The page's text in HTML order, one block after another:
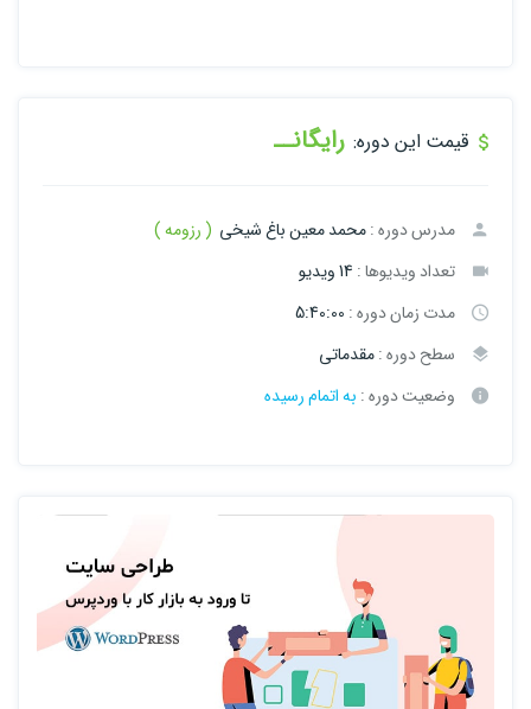
قیمت این دوره: رایگانــ
مدرس دوره :محمد معین باغ شیخی ( رزومه )
تعداد ویدیوها : 14 ویدیو
مدت زمان دوره : 5:40:00
سطح دوره :مقدماتی
وضعیت دوره : به اتمام رسیده